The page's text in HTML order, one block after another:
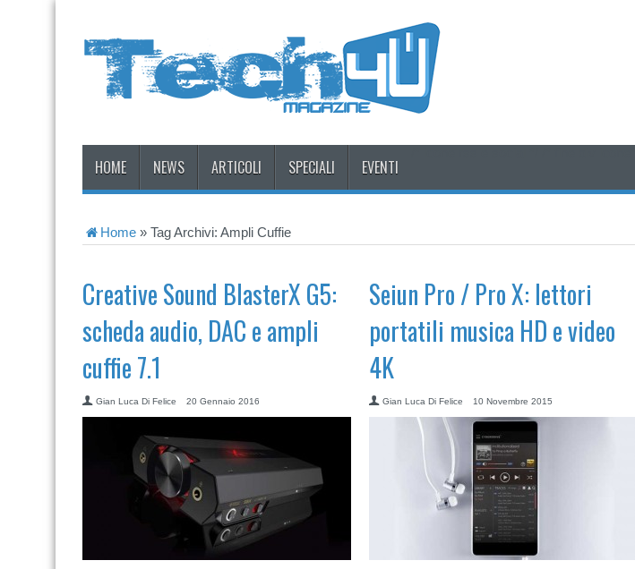
HOME NEWS ARTICOLI SPECIALI EVENTI
Home » Tag Archivi: Ampli Cuffie
Creative Sound BlasterX G5:
scheda audio, DAC e ampli
cuffie 7.1
Gian Luca Di Felice 20 Gennaio 2016
Seiun Pro / Pro X: lettori
portatili musica HD e video
4K
Gian Luca Di Felice 10 Novembre 2015